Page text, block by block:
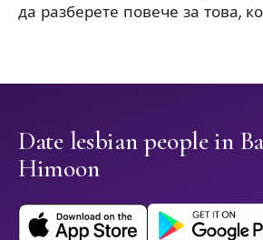
да разберете повече за това,
Date lesbian people in
Himoon